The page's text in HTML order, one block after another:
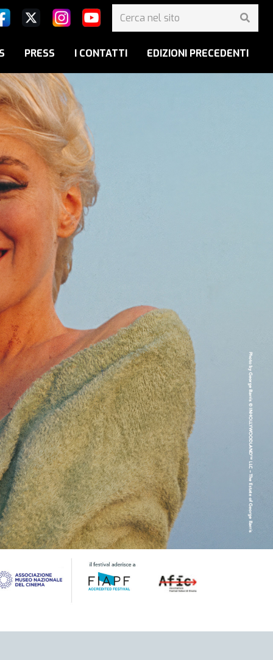
PRESS I CONTATTI EDIZIONI PRECEDENTI